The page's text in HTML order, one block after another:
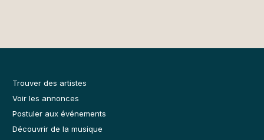
Trouver des artistes
Voir les annonces
Postuler aux événements
Découvrir de la musique